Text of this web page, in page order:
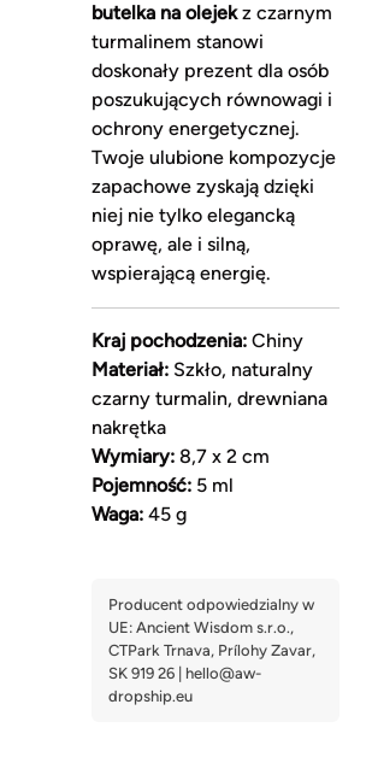
butelka na olejekz czarnym
turmalinem stanowi
doskonały prezent dla osób
poszukujących równowagi i
ochrony energetycznej.
Twoje ulubione kompozycje
zapachowe zyskają dzięki
niej nie tylko elegancką
oprawę, ale i silną,
wspierającą energię.
Kraj pochodzenia:Chiny
Materiał:Szkło, naturalny
czarny turmalin, drewniana
nakrętka
Wymiary:8,7 x 2 cm
Pojemność:5 ml
Waga:45 g